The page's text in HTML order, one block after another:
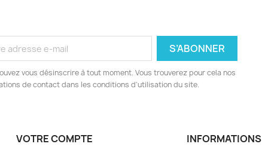
vous désinscrire à tout moment. Vous trouverez pour cela nos
de contact dans les conditions d'utilisation du site.
VOTRE COMPTE INFORMATIONS